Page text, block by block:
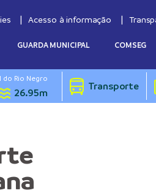
Acesso à informação
GUARDA MUNICIPAL COMSEG
do Rio Negro
26.95m Transporte